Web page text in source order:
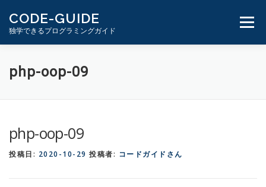
ン
CODE-GUIDE
独学できるプログラミングガイド
メニュ
１分動画とテキスト
php-oop-09
php-oop-09
投稿日: 2020-10-29 投稿者: コードガイドさん